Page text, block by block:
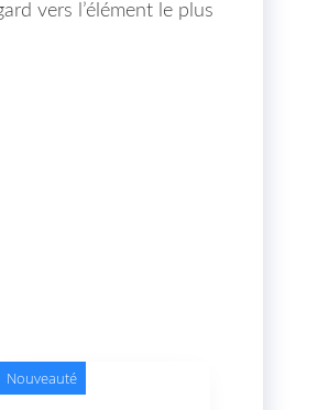
vers l’élément le plus
Nouveauté